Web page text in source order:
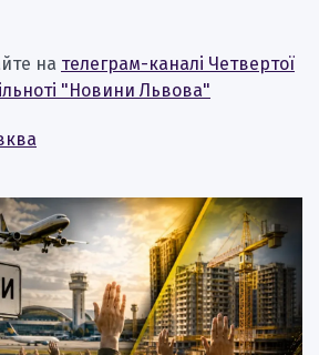
на телеграм-каналі Четвертої
"Новини Львова"